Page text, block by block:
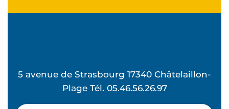
5 avenue de Strasbourg 17340 Châtelaillon-
Plage Tél. 05.46.56.26.97